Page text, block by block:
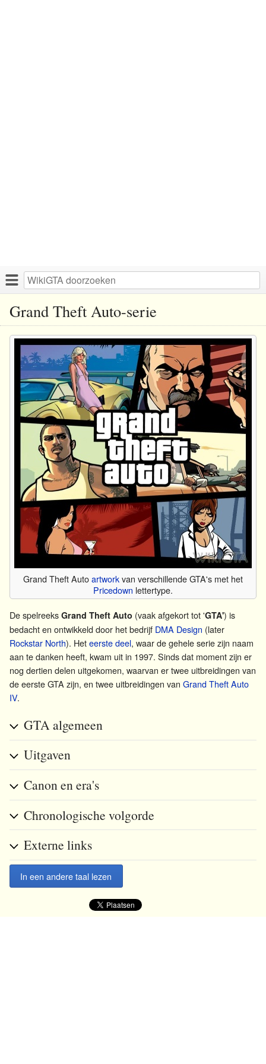
Grand Theft Auto-serie
Grand Theft Autoartworkvan verschillende GTA's met het
Pricedown lettertype.
De spelreeks Grand Theft Auto (vaak afgekort tot 'GTA') is
bedacht en ontwikkeld door het bedrijf DMA Design (later
Rockstar North). Heteerste deel, waar de gehele serie zijn naam
aan te danken heeft, kwam uit in 1997. Sinds dat moment zijn er
nog dertien delen uitgekomen, waarvan er twee uitbreidingen van
de eerste GTA zijn, en twee uitbreidingen van Grand Theft Auto
IV.
GTA algemeen
Uitgaven
Canon en era's
Chronologische volgorde
Externe links
In een andere taal lezen